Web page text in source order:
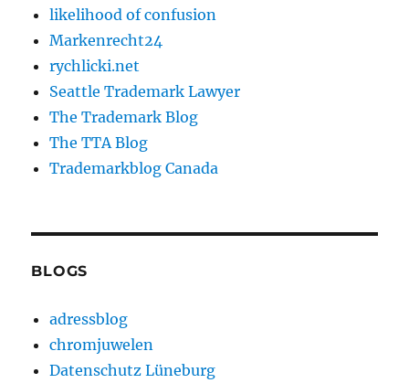
likelihood of confusion
Markenrecht24
rychlicki.net
Seattle Trademark Lawyer
The Trademark Blog
The TTA Blog
Trademarkblog Canada
BLOGS
adressblog
chromjuwelen
Datenschutz Lüneburg